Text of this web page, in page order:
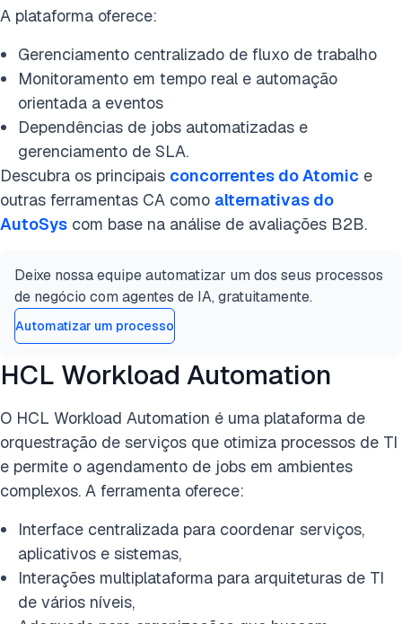
A plataforma oferece:
Gerenciamento centralizado de fluxo de trabalho
Monitoramento em tempo real e automação
orientada a eventos
Dependências de jobs automatizadas e
gerenciamento de SLA.
Descubra os principais concorrentes do Atomic e
outras ferramentas CA como alternativas do
AutoSys com base na análise de avaliações B2B.
Deixe nossa equipe automatizar um dos seus processos
de negócio com agentes de IA, gratuitamente.
Automatizar um processo
HCL Workload Automation
O HCL Workload Automation é uma plataforma de
orquestração de serviços que otimiza processos de TI
e permite o agendamento de jobs em ambientes
complexos. A ferramenta oferece:
Interface centralizada para coordenar serviços,
aplicativos e sistemas,
Interações multiplataforma para arquiteturas de TI
de vários níveis,